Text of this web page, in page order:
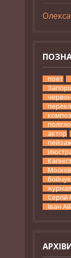
поет
актор
Іван